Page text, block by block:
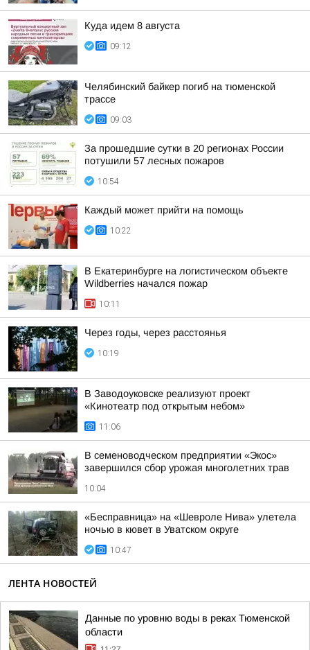
Куда идем 8 августа
09:12
Челябинский байкер погиб на тюменской
трассе
09:03
За прошедшие сутки в 20 регионах России
потушили 57 лесных пожаров
10:54
Каждый может прийти на помощь
10:22
В Екатеринбурге на логистическом объекте
Wildberries начался пожар
10:11
Через годы, через расстоянья
10:19
В Заводоуковске реализуют проект
«Кинотеатр под открытым небом»
11:06
В семеноводческом предприятии «Экос»
завершился сбор урожая многолетних трав
10:04
«Бесправница» на «Шевроле Нива» улетела
ночью в кювет в Уватском округе
10:47
ЛЕНТА НОВОСТЕЙ
Данные по уровню воды в реках Тюменской
области